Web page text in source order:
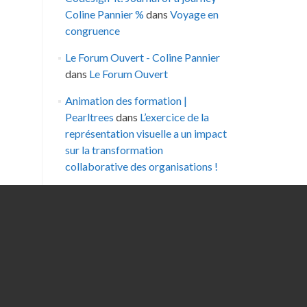
Coline Pannier % dans Voyage en
congruence
Le Forum Ouvert - Coline Pannier
dans Le Forum Ouvert
Animation des formation |
Pearltrees dans L’exercice de la
représentation visuelle a un impact
sur la transformation
collaborative des organisations !